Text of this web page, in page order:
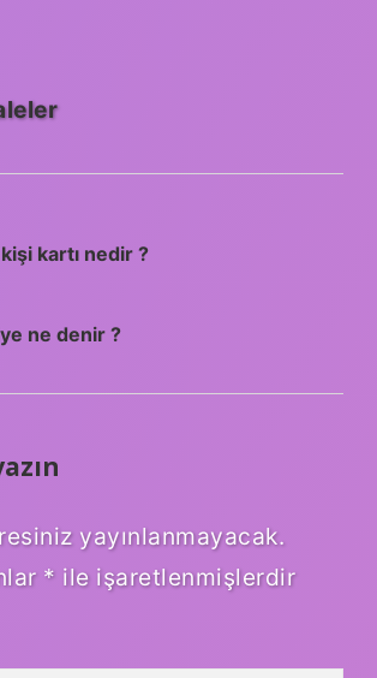
kişi kartı nedir ?
ne denir ?
yayınlanmayacak.
* ile işaretlenmişlerdir